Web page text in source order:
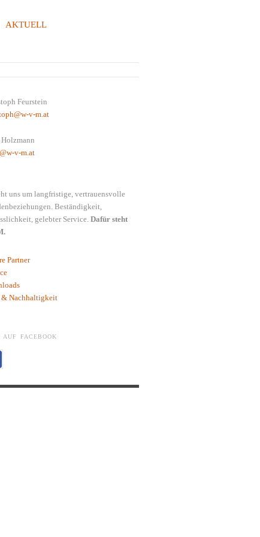
AKTUELL
Feurstein
v-m.at
Holzmann
v-m.at
uns um langfristige, vertrauensvolle
Beständigkeit,
gelebter Service. Dafür steht
Partner
& Nachhaltigkeit
AUF FACEBOOK